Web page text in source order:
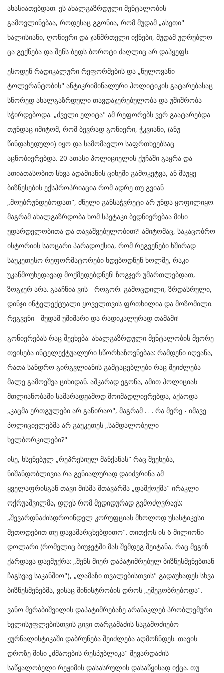
ახასიათებდათ. ეს ახალგაზრდული მენტალობის
გამოვლინებაა, როდესაც გგონია, რომ მუდამ „ასეთი"
ხალისიანი, ღონიერი და ჯანმრთელი იქნები, მუდამ უღრუბლო
ცა გექნება და შენს ბედს ბოროტი ძაღლიც არ დაჰყეფს.
ესოდენ რადიკალური რეფორმების და „ნულოვანი
ტოლერანტობის" ანტიკრიმინალური პოლიტიკის გატარებასაც
სწორედ ახალგაზრდული თავდაჯერებულობა და უშიშრობა
სჭირდებოდა. „ძველი ელიტა" ამ რეფორებს ვერ გაატარებდა
თუნდაც იმიტომ, რომ ბევრად გონიერი, ჭკვიანი, (ანუ
წინდახედული) იყო და სამომავლო საფრთხეებსაც
აცნობიერებდა. 20 ათასი პოლიციელის ქუჩაში გაყრა და
ათიათასობით სხვა ადამიანის ციხეში გამოკეტვა, ან მსუყე
ბიზნესების ექსპროპრიაცია რომ ადრე თუ გვიან
„მოუბრუნდებოდათ", ძნელი განსაჭვრეტი არ უნდა ყოფილიყო.
მაგრამ ახალგაზრდობა ხომ სპეტაკი ბედნიერებაა მისი
უდარდელობითა და თავაშვებულობით?! ამიტომაც, საკაცობრო
ისტორიის საოცარი პარადოქსია, რომ რეგვენები ხშირად
საუკეთესო რეფორმატორები ხდებოდნენ ხოლმე, რაკი
უკანმოუხედავად მოქმედებდნენ! ზოგჯერ უმართლებდათ,
ზოგჯერ არა. გააჩნია ვის - როგორ. გამოცდილი, ზრდასრული,
დინჯი ინტელექტუალი ყოველთვის ფრთხილია და მოზომილი.
რეგვენი - მუდამ უშიშარი და რადიკალურად თამამი!
გონიერებას რაც შეეხება: ახალგაზრდული მენტალობის მეორე
თვისება ინტელექტუალური სწორხაზოვნებაა: რამდენი იღვაწა,
რათა სანდრო გირგვლიანის გამტაცებლები რაც შეიძლება
მალე გამოეშვა ციხიდან. აშკარად ეგონა, ამით პოლიციას
მთლიანობაში სამარადჟამოდ მოიმადლიერებდა, აქაოდა
„კაცმა ერთგულები არ გაწირაო", მაგრამ . . . რა მერე - იმავე
პოლიციელებმა არ გაუკეთეს „სამდალობელი
ხელბორკილები?"
ისე, ხსენებულ „რეპრესიულ მანქანას" რაც შეეხება,
ნიშანდობლივია რა გენიალურად დაიძვრინა ამ
ყველაფრისგან თავი მისმა მთავარმა „დამქოქმა" ირაკლი
ოქრუაშვილმა, დღეს რომ მედიდურად გვმოძღვრავს:
„შევარდნაძისდროინდელ კორუფციას მხოლოდ უსასტიკესი
მეთოდებით თუ დავამარცხებდითო". თითქოს ის 6 მილიონი
დოლარი (რომელიც ბიუჯეტში მას შემდეგ შეიტანა, რაც მეგიზ
ქარდავა დაემუქრა: „შენს მიერ დაპატიმრებულ ბიზნესმენებთან
ჩაგსვავ საკანშიო"), „ლამაზი თვალებისთვის" გადაუხადეს სხვა
ბიზნესმენებმა, ვისაც მინისტრობის დროს „ემეგობრებოდა".
ვანო მერაბიშვილის დაპატიმრებაზე არანაკლებ პრობლემური
ხელისუფლებისთვის გივი თარგამაძის საგამოძიებო
ჟურნალისტიკაში დაბრუნება შეიძლება აღმოჩნდეს. თავის
დროზე მისი „ძმაოების რესპუბლიკა" შევარდაძის
საწყალობელი რეჟიმის დასასრულის დასაწყისად იქცა. თუ